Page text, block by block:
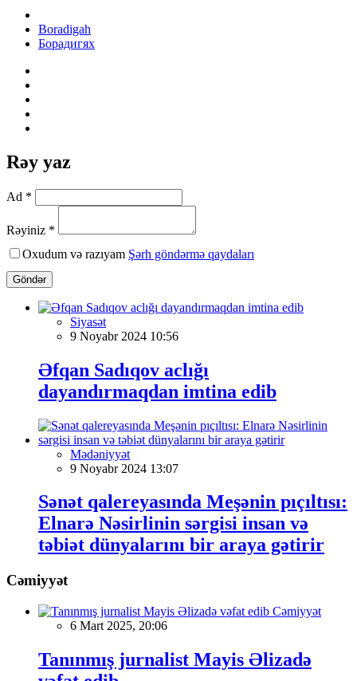
Boradigah
Борадигях
Rəy yaz
Ad *
Rəyiniz *
Oxudum və razıyam Şərh göndərmə qaydaları
Göndər
Siyasət
9 Noyabr 2024 10:56
Əfqan Sadıqov aclığı
dayandırmaqdan imtina edib
Mədəniyyət
9 Noyabr 2024 13:07
Sənət qalereyasında Meşənin pıçıltısı:
Elnarə Nəsirlinin sərgisi insan və
təbiət dünyalarını bir araya gətirir
Cəmiyyət
Cəmiyyət
6 Mart 2025, 20:06
Tanınmış jurnalist Mayis Əlizadə